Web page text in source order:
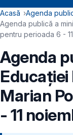
Navigație
Cale de
Acasă
Agenda
Agenda publică a
pentru perioada 6 -
Agenda
Educației
Marian
- 11